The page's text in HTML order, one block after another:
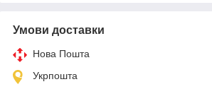
Умови доставки
Нова Пошта
Укрпошта